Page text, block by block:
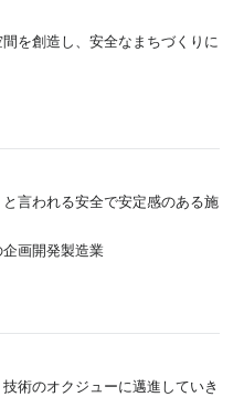
を創造し、安全なまちづくりに
言われる安全で安定感のある施
企画開発製造業
術のオクジューに邁進していき